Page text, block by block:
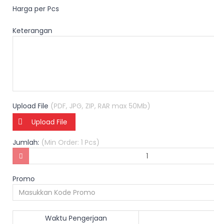
Harga per Pcs
Keterangan
Upload File (PDF, JPG, ZIP, RAR max 50Mb)
Upload File
Jumlah: (Min Order: 1 Pcs)
Promo
Waktu Pengerjaan